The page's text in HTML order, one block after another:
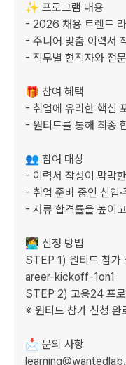
✨ 프로그램 내용
- 2026 채용 트렌드
- 주니어 맞춤 이력서
- 직무별 현직자와 전
🎁 참여 혜택
- 취업에 유리한 핵심
- 원티드를 통해 최종
👥 참여 대상
- 이력서 작성이 막막
- 취업 준비 중인 신입
- 서류 합격률을 높이
👩‍💻 신청 방법
STEP 1) 원티드 참
areer-kickoff-1on1
STEP 2) 고용24 프
※ 원티드 참가 신청 완
📩 문의 사항